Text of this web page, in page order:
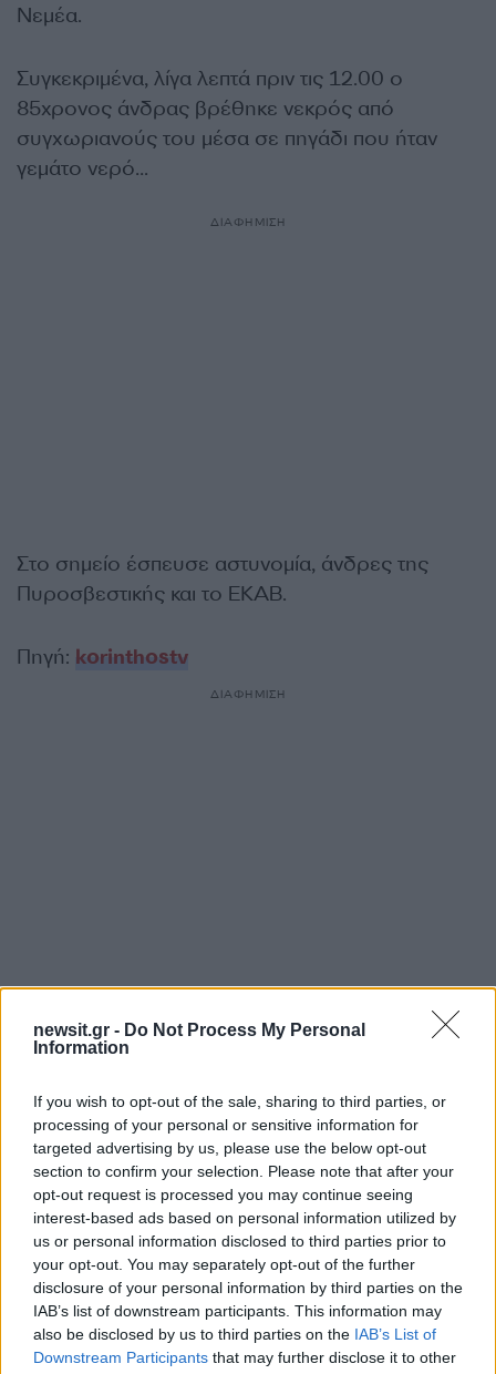
newsit.gr - Do Not Process My Personal
Information
If you wish to opt-out of the sale, sharing to third parties, or
processing of your personal or sensitive information for
targeted advertising by us, please use the below opt-out
section to confirm your selection. Please note that after your
opt-out request is processed you may continue seeing
interest-based ads based on personal information utilized by
us or personal information disclosed to third parties prior to
your opt-out. You may separately opt-out of the further
disclosure of your personal information by third parties on the
IAB’s list of downstream participants. This information may
also be disclosed by us to third parties on the IAB’s List of
Downstream Participants that may further disclose it to other
Νεμέα.
Συγκεκριμένα, λίγα λεπτά πριν τις 12.00 ο
85χρονος άνδρας βρέθηκε νεκρός από
συγχωριανούς του μέσα σε πηγάδι που ήταν
γεμάτο νερό…
ΔΙΑΦΗΜΙΣΗ
Στο σημείο έσπευσε αστυνομία, άνδρες της
Πυροσβεστικής και το ΕΚΑΒ.
Πηγή: korinthostv
ΔΙΑΦΗΜΙΣΗ
Αν τα χάσατε
Μυστράς: Παθολογικά αίτια
«δείχνει» η πρώτη
ιατροδικαστική εκτίμηση
για τον θάνατο του
90χρονου, που έκρυψε ο
Προφυλακίστηκε ο
26χρονος Αφγανός
θάνατο της
Τήρησε το δικαίωμα
σιωπής